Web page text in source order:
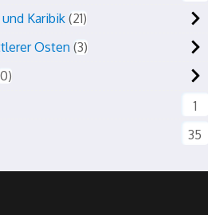
Karibik 21
Osten 3
0
1
35